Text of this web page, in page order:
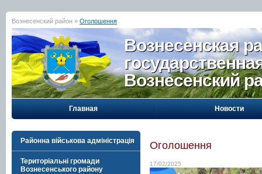
Вознесенский район » Оголошення
Вознесенская
Вознесенский
Главная Новости
Районна військова адміністрація
Територіальні громади
Вознесенського району
Оголошення
17/02/2025